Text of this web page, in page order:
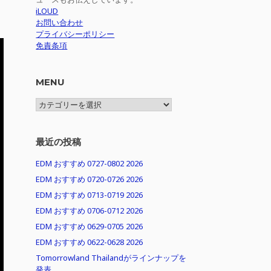
iLOUD
お問い合わせ
プライバシーポリシー
免責条項
MENU
MENU
最近の投稿
EDM おすすめ 0727-0802 2026
EDM おすすめ 0720-0726 2026
EDM おすすめ 0713-0719 2026
EDM おすすめ 0706-0712 2026
EDM おすすめ 0629-0705 2026
EDM おすすめ 0622-0628 2026
Tomorrowland Thailandがラインナップを